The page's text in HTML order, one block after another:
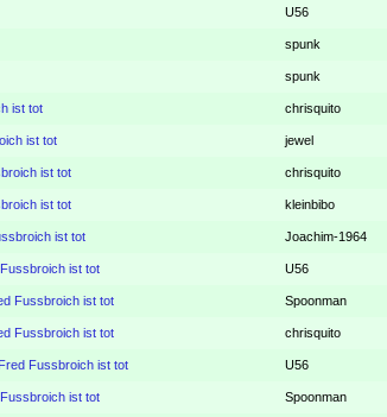
U56
spunk
spunk
ist tot chrisquito
ist tot jewel
ist tot chrisquito
ist tot kleinbibo
ist tot Joachim-1964
ist tot U56
Fussbroich ist tot Spoonman
Fussbroich ist tot chrisquito
Fussbroich ist tot U56
ist tot Spoonman